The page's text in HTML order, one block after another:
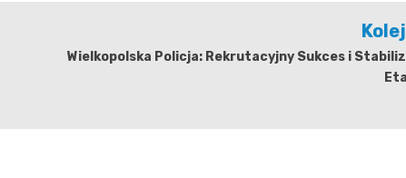
Wielkopolska Policja: Rekrutacyjny Sukces i